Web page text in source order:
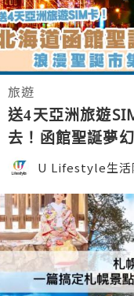
旅遊
送4天亞洲旅遊
去！函館聖誕夢
市集／花火大會
U Lifestyle生活